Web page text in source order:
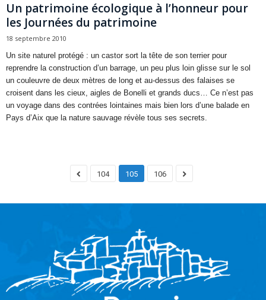
Un patrimoine écologique à l’honneur pour
les Journées du patrimoine
18 septembre 2010
Un site naturel protégé : un castor sort la tête de son terrier pour
reprendre la construction d’un barrage, un peu plus loin glisse sur le sol
un couleuvre de deux mètres de long et au-dessus des falaises se
croisent dans les cieux, aigles de Bonelli et grands ducs… Ce n’est pas
un voyage dans des contrées lointaines mais bien lors d’une balade en
Pays d’Aix que la nature sauvage révèle tous ses secrets.
104 105 106